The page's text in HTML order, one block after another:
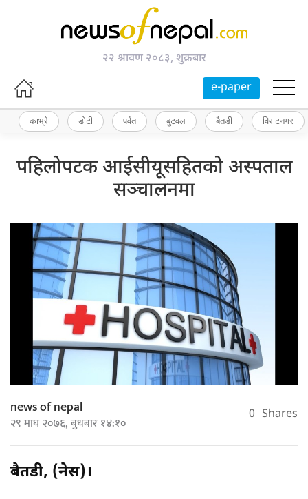
२२ श्रावण २०८३, शुक्रबार
e-paper
काभ्रे डोटी पर्वत बुटवल बैतडी विराटनगर
पहिलोपटक आईसीयूसहितको अस्पताल
सञ्चालनमा
news of nepal
२९ माघ २०७६, बुधबार १४:१० 0 Shares
बैतडी, (नेस)।